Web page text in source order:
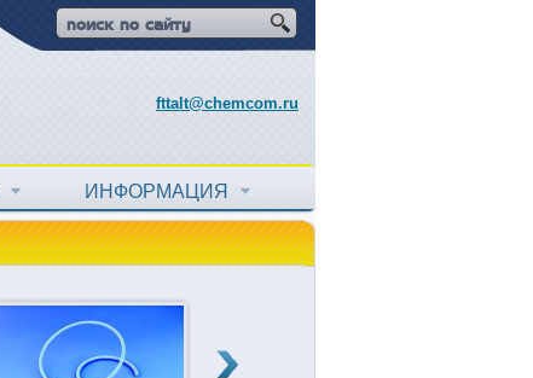
fttalt@chemcom.ru
ИНФОРМАЦИЯ